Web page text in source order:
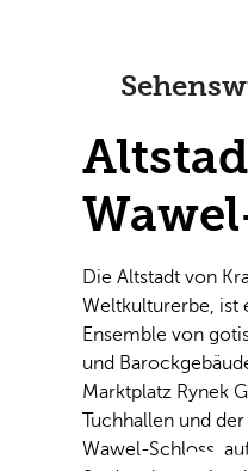
Die Altstadt von
Weltkulturerbe, ist
Ensemble von
und
Marktplatz Rynek
Tuchhallen und
Wawel-Schloss,
Previous